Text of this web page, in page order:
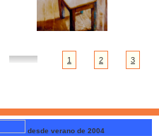
1 2 3
desde verano de 2004